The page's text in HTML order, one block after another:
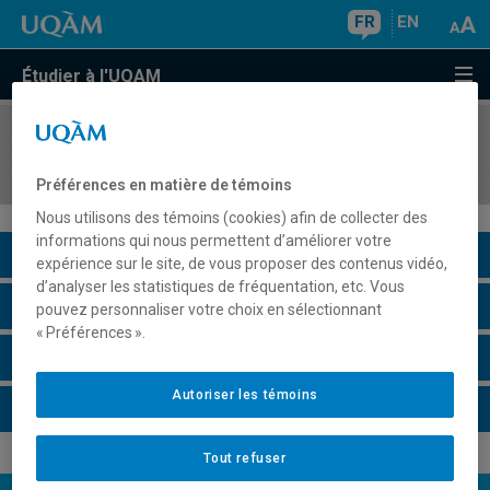
FR EN
Étudier à l'UQAM
COURS//
Description du cours
Horaire - Été 2026
Préférences en matière de témoins
Nous utilisons des témoins (cookies) afin de collecter des
informations qui nous permettent d’améliorer votre
expérience sur le site, de vous proposer des contenus vidéo,
d’analyser les statistiques de fréquentation, etc. Vous
pouvez personnaliser votre choix en sélectionnant
« Préférences ».
Tout refuser
Autoriser les témoins